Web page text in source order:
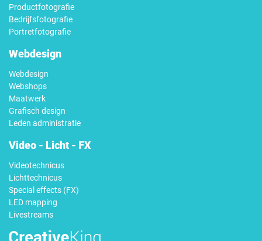
Video - Licht - FX
Videotechnicus
Lichttechnicus
Special effects (FX)
LED mapping
Livestreams
Webdesign
Webdesign
Webshops
Maatwerk
Grafisch design
Leden administratie
Productfotografie
Bedrijfsfotografie
Portretfotografie